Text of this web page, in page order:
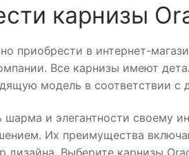
карнизы
приобрести в интернет-
Все карнизы имеют
модель в соответствии с
шарма и элегантности своему
Их преимущества